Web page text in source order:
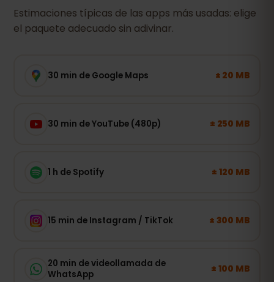
Estimaciones típicas de las apps más usadas: elige
el paquete adecuado sin adivinar.
30 min de Google Maps ± 20 MB
30 min de YouTube (480p) ± 250 MB
1 h de Spotify ± 120 MB
15 min de Instagram / TikTok ± 300 MB
20 min de videollamada de
WhatsApp
± 100 MB